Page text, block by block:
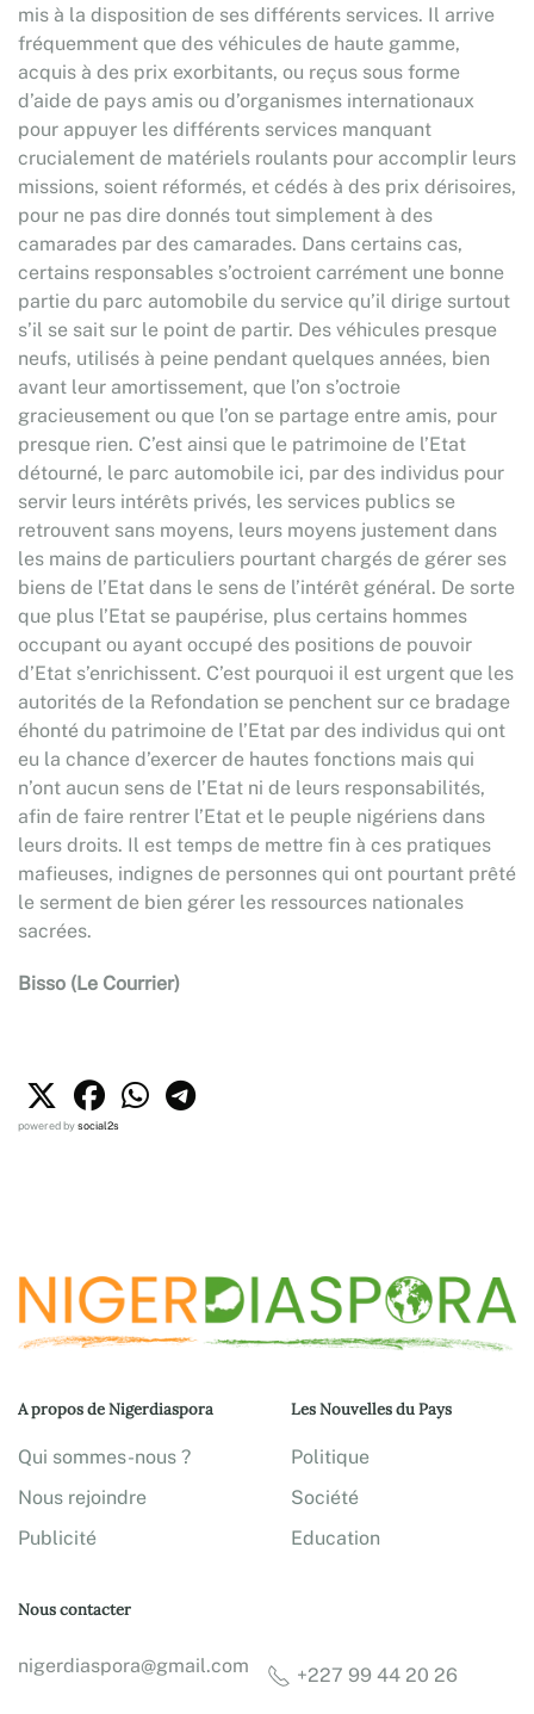
mis à la disposition de ses différents services. Il arrive
fréquemment que des véhicules de haute gamme,
acquis à des prix exorbitants, ou reçus sous forme
d’aide de pays amis ou d’organismes internationaux
pour appuyer les différents services manquant
crucialement de matériels roulants pour accomplir leurs
missions, soient réformés, et cédés à des prix dérisoires,
pour ne pas dire donnés tout simplement à des
camarades par des camarades. Dans certains cas,
certains responsables s’octroient carrément une bonne
partie du parc automobile du service qu’il dirige surtout
s’il se sait sur le point de partir. Des véhicules presque
neufs, utilisés à peine pendant quelques années, bien
avant leur amortissement, que l’on s’octroie
gracieusement ou que l’on se partage entre amis, pour
presque rien. C’est ainsi que le patrimoine de l’Etat
détourné, le parc automobile ici, par des individus pour
servir leurs intérêts privés, les services publics se
retrouvent sans moyens, leurs moyens justement dans
les mains de particuliers pourtant chargés de gérer ses
biens de l’Etat dans le sens de l’intérêt général. De sorte
que plus l’Etat se paupérise, plus certains hommes
occupant ou ayant occupé des positions de pouvoir
d’Etat s’enrichissent. C’est pourquoi il est urgent que les
autorités de la Refondation se penchent sur ce bradage
éhonté du patrimoine de l’Etat par des individus qui ont
eu la chance d’exercer de hautes fonctions mais qui
n’ont aucun sens de l’Etat ni de leurs responsabilités,
afin de faire rentrer l’Etat et le peuple nigériens dans
leurs droits. Il est temps de mettre fin à ces pratiques
mafieuses, indignes de personnes qui ont pourtant prêté
le serment de bien gérer les ressources nationales
sacrées.
Bisso (Le Courrier)
powered bysocial2s
A propos de Nigerdiaspora
Qui sommes-nous ?
Nous rejoindre
Publicité
Les Nouvelles du Pays
Politique
Société
Education
Nous contacter
nigerdiaspora@gmail.com +227 99 44 20 26